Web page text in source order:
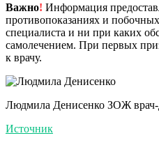
Важно! Информация
противопоказаниях и
специалиста и ни при каких
самолечением. При первых
к врачу.
Людмила Денисенко ЗОЖ врач-
Источник